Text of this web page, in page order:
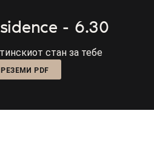
- 6.30
стан за тебе
PDF